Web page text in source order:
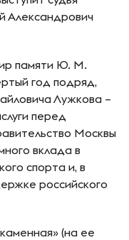
Александрович
памяти Ю. М.
год подряд,
Лужкова –
перед
Москвы
вклада в
спорта и, в
российского
(на ее